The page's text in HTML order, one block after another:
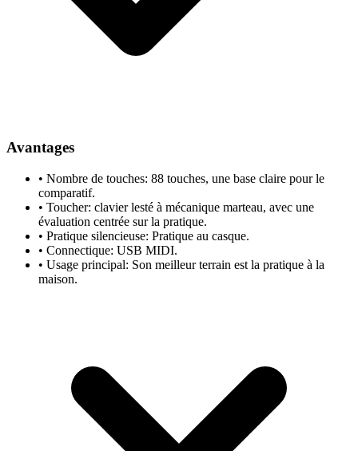
Avantages
• Nombre de touches: 88 touches, une base claire pour le
comparatif.
• Toucher: clavier lesté à mécanique marteau, avec une
évaluation centrée sur la pratique.
• Pratique silencieuse: Pratique au casque.
• Connectique: USB MIDI.
• Usage principal: Son meilleur terrain est la pratique à la
maison.